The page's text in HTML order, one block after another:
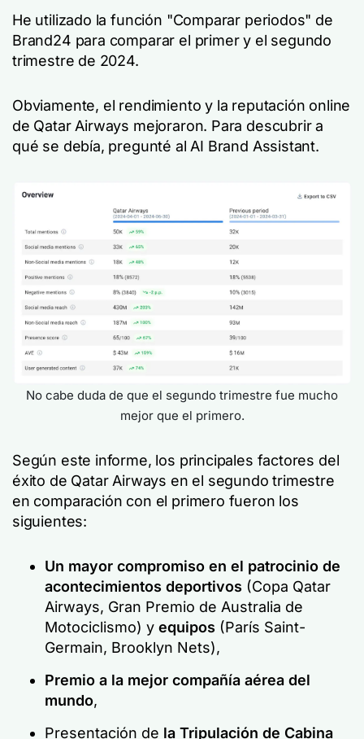
He utilizado la función "Comparar periodos" de
Brand24 para comparar el primer y el segundo
trimestre de 2024.
Obviamente, el rendimiento y la reputación online
de Qatar Airways mejoraron. Para descubrir a
qué se debía, pregunté al AI Brand Assistant.
No cabe duda de que el segundo trimestre fue mucho
mejor que el primero.
Según este informe, los principales factores del
éxito de Qatar Airways en el segundo trimestre
en comparación con el primero fueron los
siguientes:
Un mayor compromiso en el patrocinio de
acontecimientos deportivos (Copa Qatar
Airways, Gran Premio de Australia de
Motociclismo) y equipos (París Saint-
Germain, Brooklyn Nets),
Premio a la mejor compañía aérea del
mundo,
Presentación de la Tripulación de Cabina